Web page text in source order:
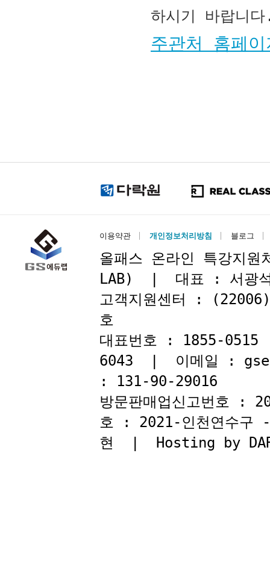
하시기 바랍니
주관처 홈페
이용약관 개인정보처리방침 블로그
올패스 온라인 특강지원
LAB) | 대표 : 서
고객지원센터 :
호
대표번호 : 1855-
6043 | 이메일 :
: 131-90-29016
방문판매업신고번호 :
호 : 2021-인천연수구
현 | Hosting by